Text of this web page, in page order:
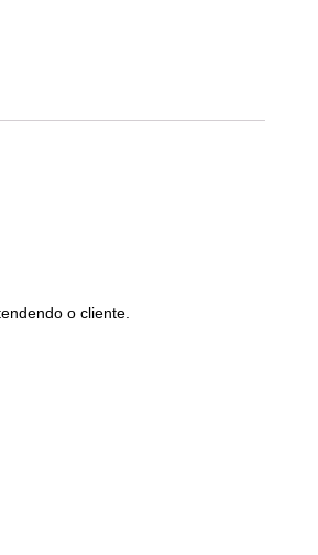
o cliente.